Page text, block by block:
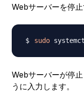
Webサーバーを停止
sudo
Webサーバーが停
うに入力します。